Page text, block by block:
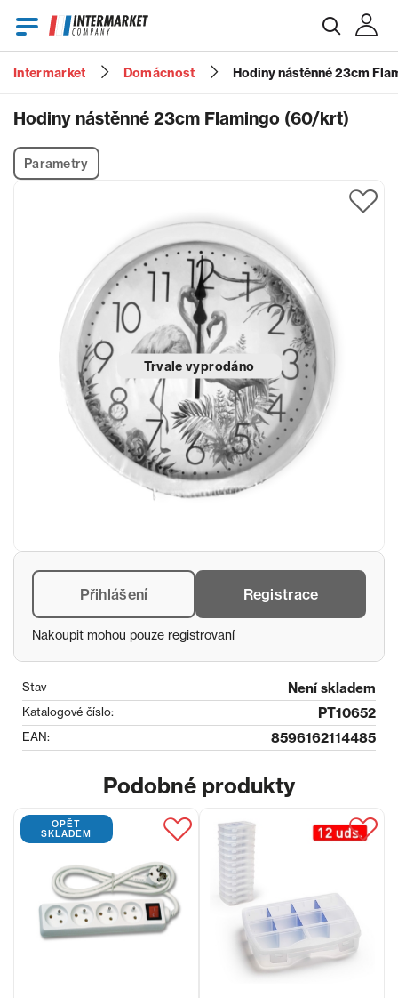
Heslo
Zapomenuté heslo?
Intermarket Domácnost Hodiny nástěnné 23cm
Hodiny nástěnné 23cm Flamingo (60/krt)
Parametry
Trvale vyprodáno
Přihlášení Registrace
Nakoupit mohou pouze registrovaní
Stav Není skladem
Katalogové číslo: PT10652
EAN: 8596162114485
Podobné produkty
OPĚT
SKLADEM